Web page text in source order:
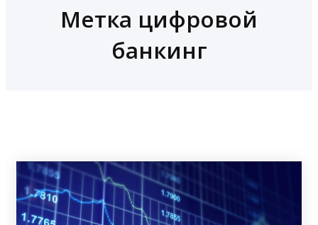
Метка цифровой
банкинг